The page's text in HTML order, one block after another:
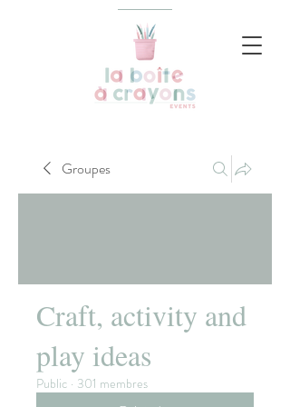
Groupes
Craft, activity and
play ideas
Public · 301 membres